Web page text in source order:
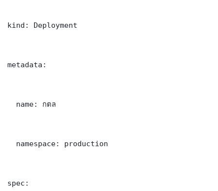
kind: Deployment
metadata:
  name: กตล
  namespace: production
spec: